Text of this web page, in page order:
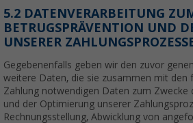
5.2 DATENVERARBEITUNG
BETRUGSPRÄVENTION UND
UNSERER
Gegebenenfalls geben wir den zuvor
weitere Daten, die sie zusammen mit den
Zahlung notwendigen Daten zum Zwecke
und der Optimierung unserer
Rechnungsstellung, Abwicklung von